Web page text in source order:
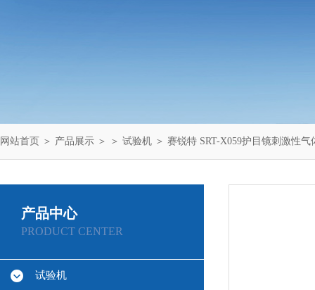
网站首页 ＞ 产品展示 ＞ ＞ 试验机 ＞ 赛锐特 SRT-X059护目镜刺激性
产品中心
PRODUCT CENTER
试验机